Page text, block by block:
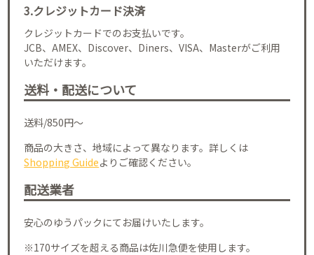
3.クレジットカード決済
クレジットカードでのお支払いです。
JCB、AMEX、Discover、Diners、VISA、Masterがご利用
いただけます。
送料・配送について
送料/850円～
商品の大きさ、地域によって異なります。詳しくは
Shopping Guideよりご確認ください。
配送業者
安心のゆうパックにてお届けいたします。
※170サイズを超える商品は佐川急便を使用します。